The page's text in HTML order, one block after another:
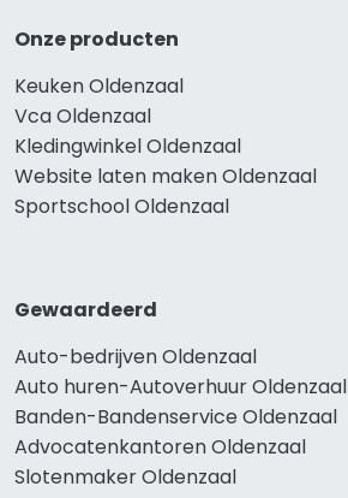
Onze producten
Keuken Oldenzaal
Vca Oldenzaal
Kledingwinkel Oldenzaal
Website laten maken Oldenzaal
Sportschool Oldenzaal
Gewaardeerd
Auto-bedrijven Oldenzaal
Auto huren-Autoverhuur Oldenzaal
Banden-Bandenservice Oldenzaal
Advocatenkantoren Oldenzaal
Slotenmaker Oldenzaal